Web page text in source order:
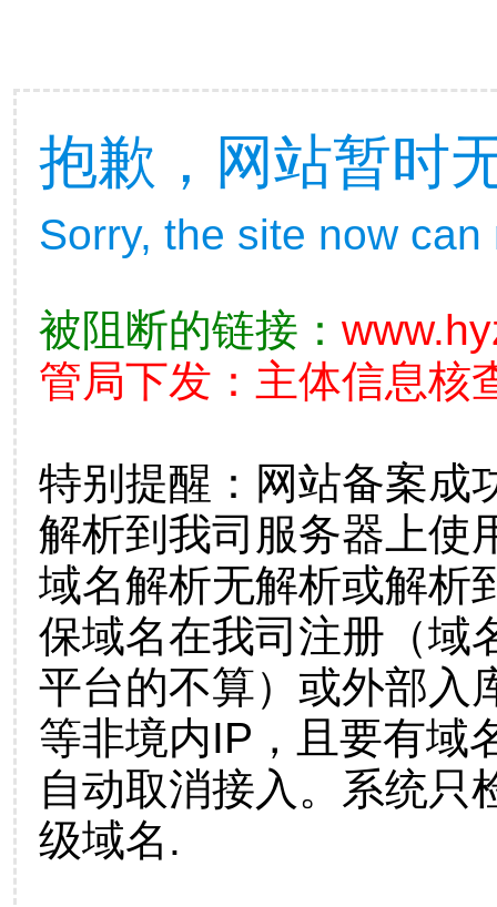
抱歉，网站暂时
Sorry, the site now
被阻断的链接：
管局下发：主体信息核
特别提醒：网站备案成
解析到我司服务器上使
域名解析无解析或解析
保域名在我司注册（域
平台的不算）或外部入
等非境内IP，且要有域
自动取消接入。系统只
级域名.